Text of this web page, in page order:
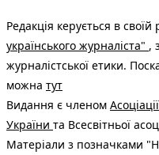
Редакція керується в своїй
українського журналіста" ,
журналістської етики.
можна тут
Видання є членом
України та Всесвітньої
Матеріали з позначками